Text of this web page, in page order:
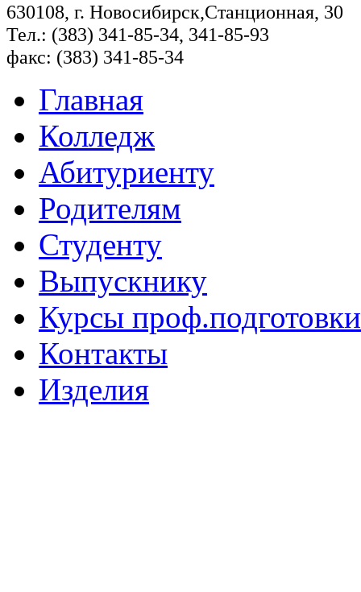
630108, г. Новосибирск,Станционная, 30
Тел.: (383) 341-85-34, 341-85-93
факс: (383) 341-85-34
Главная
Колледж
Абитуриенту
Родителям
Студенту
Выпускнику
Курсы проф.подготовки
Контакты
Изделия